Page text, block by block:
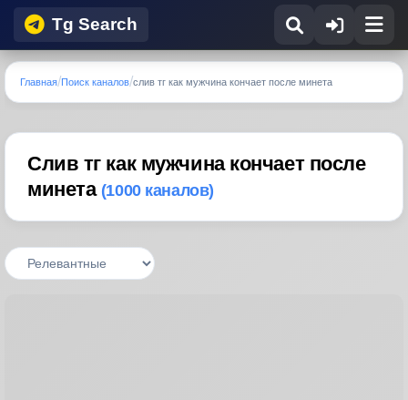
Tg Search
Главная Поиск каналов слив тг как мужчина кончает после минета
Слив тг как мужчина кончает после
минета (1000 каналов)